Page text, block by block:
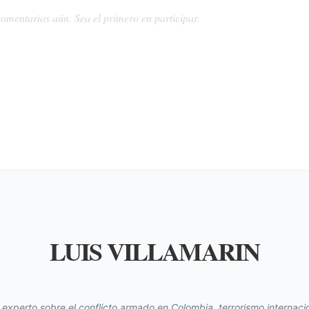
aún. Sea el primero en participar.
LUIS VILLAMARIN